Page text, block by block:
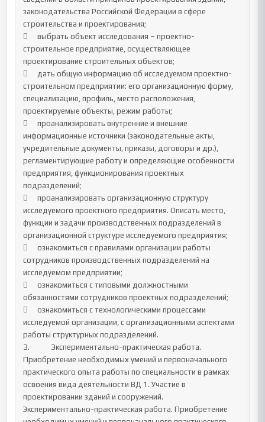
законодательства Российской Федерации в сфере
строительства и проектирования;
	выбрать объект исследования – проектно-
строительное предприятие, осуществляющее
проектирование строительных объектов;
	дать общую информацию об исследуемом проектно-
строительном предприятии: его организационную форму,
специализацию, профиль, место расположения,
проектируемые объекты, режим работы;
	проанализировать внутренние и внешние
информационные источники (законодательные акты,
учредительные документы, приказы, договоры и др.),
регламентирующие работу и определяющие особенности
предприятия, функционирования проектных
подразделений;
	проанализировать организационную структуру
исследуемого проектного предприятия. Описать место,
функции и задачи производственных подразделений в
организационной структуре исследуемого предприятия;
	ознакомиться с правилами организации работы
сотрудников производственных подразделений на
исследуемом предприятии;
	ознакомиться с типовыми должностными
обязанностями сотрудников проектных подразделений;
	ознакомиться с технологическими процессами
исследуемой организации, с организационными аспектами
работы структурных подразделений.
3.		Экспериментально-практическая работа.
Приобретение необходимых умений и первоначального
практического опыта работы по специальности в рамках
освоения вида деятельности ВД 1. Участие в
проектировании зданий и сооружений.
Экспериментально-практическая работа. Приобретение